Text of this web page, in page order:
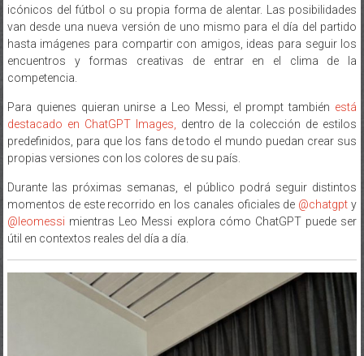
icónicos del fútbol o su propia forma de alentar. Las posibilidades
van desde una nueva versión de uno mismo para el día del partido
hasta imágenes para compartir con amigos, ideas para seguir los
encuentros y formas creativas de entrar en el clima de la
competencia.
Para quienes quieran unirse a Leo Messi, el prompt también está
destacado en ChatGPT Images,
dentro de la colección de estilos
predefinidos, para que los fans de todo el mundo puedan crear sus
propias versiones con los colores de su país.
Durante las próximas semanas, el público podrá seguir distintos
momentos de este recorrido en los canales oficiales de @chatgpt y
@leomessi mientras Leo Messi explora cómo ChatGPT puede ser
útil en contextos reales del día a día.